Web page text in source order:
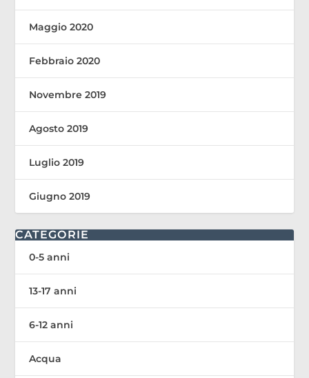
Maggio 2020
Febbraio 2020
Novembre 2019
Agosto 2019
Luglio 2019
Giugno 2019
CATEGORIE
0-5 anni
13-17 anni
6-12 anni
Acqua